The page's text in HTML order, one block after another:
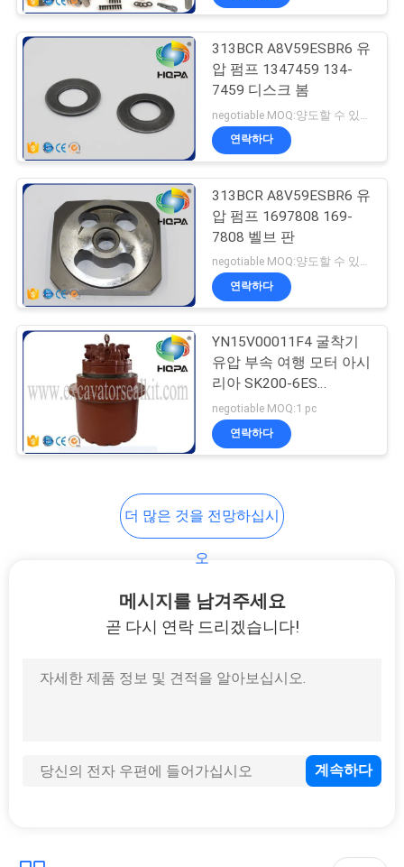
TC 오일 씰
74
뜨 오일 시일
벨브 물개 장비
313BCR A8V59ESBR6 유
압 펌프 1347459 134-
7459 디스크 봄
연락하다
313BCR A8V59ESBR6 유
압 펌프 1697808 169-
7808 벨브 판
negotiable MOQ:양도할 수 있는
연락하다
YN15V00011F4 굴착기
유압 부속 여행 모터 아시
리아 SK200-6ES
SK200LC-6ES SK200SR
SK200SR-1S
negotiable MOQ:1 pc
연락하다
더 많은 것을 전망하십시
오
메시지를 남겨주세요
곧 다시 연락 드리겠습니다!